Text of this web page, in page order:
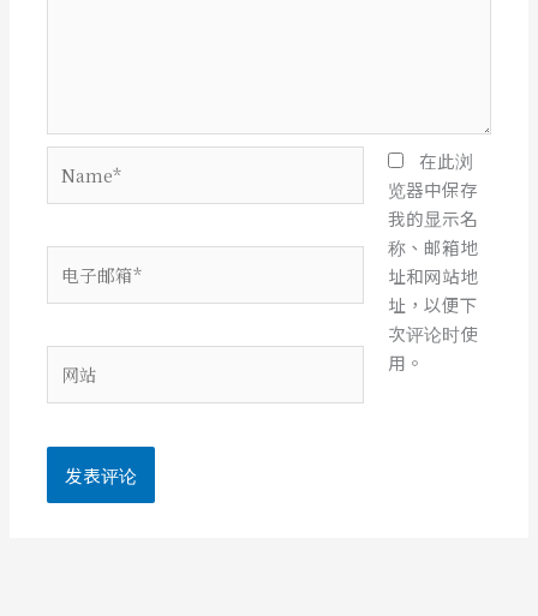
子
箱
站
在此浏
览器中保存
我的显示名
称、邮箱地
址和网站地
址，以便下
次评论时使
用。